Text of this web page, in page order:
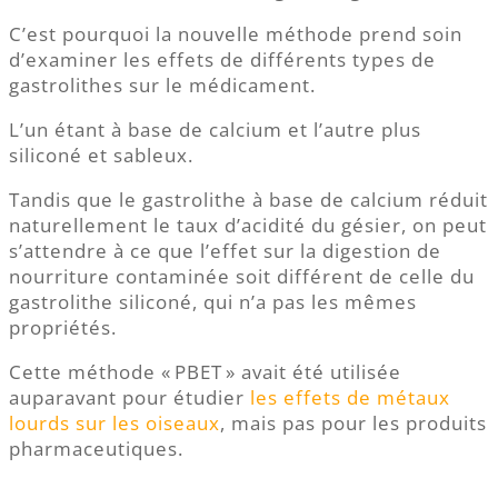
C’est pourquoi la nouvelle méthode prend soin
d’examiner les effets de différents types de
gastrolithes sur le médicament.
L’un étant à base de calcium et l’autre plus
siliconé et sableux.
Tandis que le gastrolithe à base de calcium réduit
naturellement le taux d’acidité du gésier, on peut
s’attendre à ce que l’effet sur la digestion de
nourriture contaminée soit différent de celle du
gastrolithe siliconé, qui n’a pas les mêmes
propriétés.
Cette méthode « PBET » avait été utilisée
auparavant pour étudier les effets de métaux
lourds sur les oiseaux, mais pas pour les produits
pharmaceutiques.